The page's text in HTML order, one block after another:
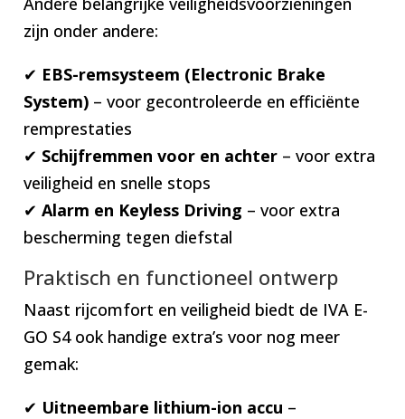
zijn onder andere:
✔ EBS-remsysteem (Electronic Brake
System) – voor gecontroleerde en efficiënte
remprestaties
✔ Schijfremmen voor en achter – voor extra
veiligheid en snelle stops
✔Alarm en Keyless Driving – voor extra
bescherming tegen diefstal
Praktisch en functioneel ontwerp
Naast rijcomfort en veiligheid biedt de IVA E-
GO S4 ook handige extra’s voor nog meer
gemak:
✔ Uitneembare lithium-ion accu –